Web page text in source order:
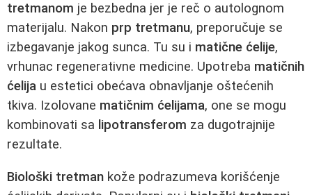
tretmanom je bezbedna jer je reč o autolognom
materijalu. Nakon prp tretmanu, preporučuje se
izbegavanje jakog sunca. Tu su i matične ćelije,
vrhunac regenerativne medicine. Upotreba matičnih
ćelija u estetici obećava obnavljanje oštećenih
tkiva. Izolovane matičnim ćelijama, one se mogu
kombinovati sa lipotransferom za dugotrajnije
rezultate.
Biološki tretman kože podrazumeva korišćenje